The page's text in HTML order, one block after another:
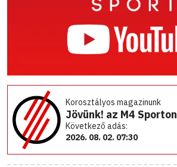
Korosztályos magazinunk
Jövünk! az M4 Sporton
Következő adás:
2026. 08. 02. 07:30